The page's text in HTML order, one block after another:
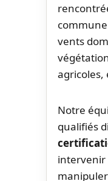
vents
agricoles,
Notre
qualifiés